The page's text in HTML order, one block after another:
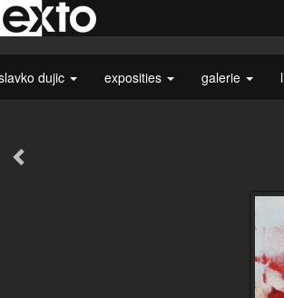
dujic exposities galerie